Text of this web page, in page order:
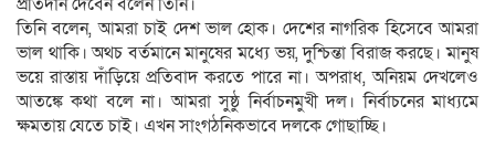
তিনি বলেন, আমরা চাই দেশ ভাল হোক। দেশের নাগরিক হিসেবে আমরা
ভাল থাকি। অথচ বর্তমানে মানুষের মধ্যে ভয়, দুশ্চিন্তা বিরাজ করছে। মানুষ
ভয়ে রাস্তায় দাঁড়িয়ে প্রতিবাদ করতে পারে না। অপরাধ, অনিয়ম দেখলেও
আতঙ্কে কথা বলে না। আমরা সুষ্ঠু নির্বাচনমুখী দল। নির্বাচনের মাধ্যমে
ক্ষমতায় যেতে চাই। এখন সাংগঠনিকভাবে দলকে গোছাচ্ছি।